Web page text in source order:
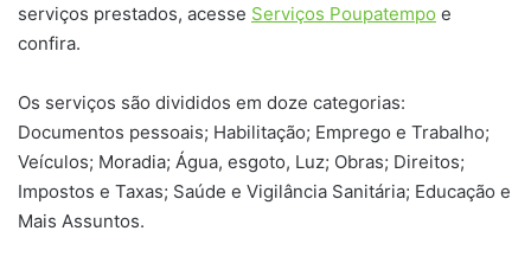
serviços prestados, acesse Serviços Poupatempo e
confira.
Os serviços são divididos em doze categorias:
Documentos pessoais; Habilitação; Emprego e Trabalho;
Veículos; Moradia; Água, esgoto, Luz; Obras; Direitos;
Impostos e Taxas; Saúde e Vigilância Sanitária; Educação e
Mais Assuntos.